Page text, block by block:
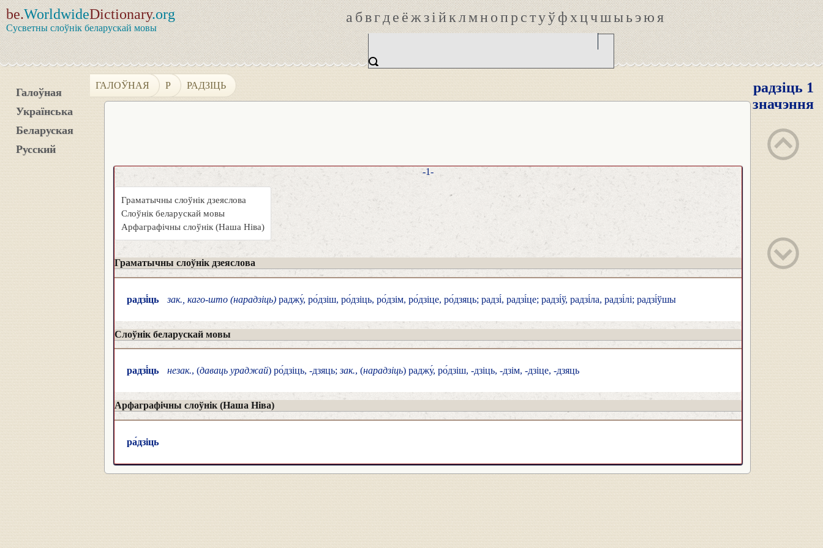
be.WorldwideDictionary.org
Сусветны слоўнік беларускай мовы
абвгдеёжзійклмнопрстуўфхцчшыьэюя
Галоўная
Українська
Беларуская
Русский
ГАЛОЎНАЯ Р РАДЗІЦЬ
радзіць 1
значэння
-1-
Граматычны слоўнік дзеяслова
Слоўнік беларускай мовы
Арфаграфічны слоўнік (Наша Ніва)
Граматычны слоўнік дзеяслова
радзі́ць зак., каго-што (нарадзіць) раджу́, ро́дзіш, ро́дзіць, ро́дзім, ро́дзіце, ро́дзяць; радзі́, радзі́це; радзі́ў, радзі́ла, радзі́лі; радзі́ўшы
Слоўнік беларускай мовы
радзі́ць незак., (даваць ураджай) ро́дзіць, -дзяць;зак., (нарадзіць) раджу́, ро́дзіш, -дзіць, -дзім, -дзіце, -дзяць
Арфаграфічны слоўнік (Наша Ніва)
ра́дзіць